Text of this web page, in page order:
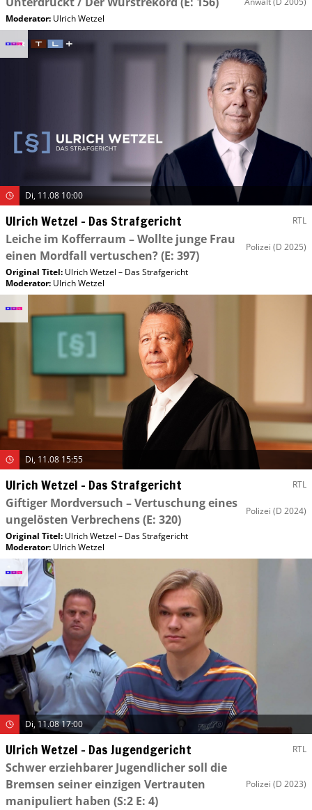
Moderator: Ulrich Wetzel
Di, 11.08 10:00
Ulrich Wetzel – Das Strafgericht RTL
Leiche im Kofferraum – Wollte junge Frau
einen Mordfall vertuschen?(E: 397)
Polizei (D 2025)
Original Titel: Ulrich Wetzel – Das Strafgericht
Moderator: Ulrich Wetzel
Di, 11.08 15:55
Ulrich Wetzel – Das Strafgericht RTL
Giftiger Mordversuch – Vertuschung eines
ungelösten Verbrechens(E: 320)
Polizei (D 2024)
Original Titel: Ulrich Wetzel – Das Strafgericht
Moderator: Ulrich Wetzel
Di, 11.08 17:00
Ulrich Wetzel – Das Jugendgericht RTL
Schwer erziehbarer Jugendlicher soll die
Bremsen seiner einzigen Vertrauten
manipuliert haben (S:2 E: 4)
Polizei (D 2023)